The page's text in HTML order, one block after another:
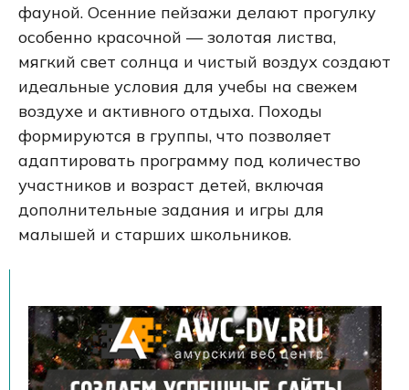
фауной. Осенние пейзажи делают прогулку
особенно красочной — золотая листва,
мягкий свет солнца и чистый воздух создают
идеальные условия для учебы на свежем
воздухе и активного отдыха. Походы
формируются в группы, что позволяет
адаптировать программу под количество
участников и возраст детей, включая
дополнительные задания и игры для
малышей и старших школьников.